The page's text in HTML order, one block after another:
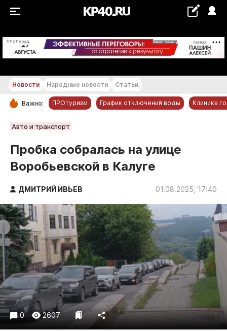
РЕКЛАМА +24...+25 °С
РУБРИКИ
Обнинск
Новости компаний
Статьи
Народные новости
Авто и транспорт
Благоустройство
Криминал
Культура
Недвижимость и ЖКХ
Образование
Общество
Погода
Праздники
Новости Народные новости Статьи
Важно: ПРОтуризм График отключений воды Клиника
Авто и транспорт
Пробка собралась на улице
Воробьевской в Калуге
ДМИТРИЙ ИВЬЕВ 01.08.2025, 17:40
0 2607